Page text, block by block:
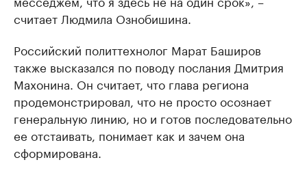
считает Людмила Ознобишина.
Российский политтехнолог Марат Баширов
также высказался по поводу послания Дмитрия
Махонина. Он считает, что глава региона
продемонстрировал, что не просто осознает
генеральную линию, но и готов последовательно
ее отстаивать, понимает как и зачем она
сформирована.